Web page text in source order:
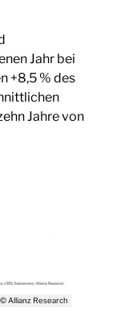
Jahr bei
+8,5 % des
Jahre von
© Allianz Research